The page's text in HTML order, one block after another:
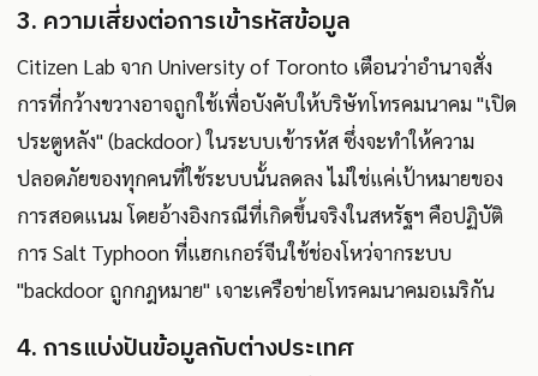
3. ความเสี่ยงต่อการเข้ารหัสข้อมูล
Citizen Lab จาก University of Toronto เตือนว่าอำนาจสั่ง
การที่กว้างขวางอาจถูกใช้เพื่อบังคับให้บริษัทโทรคมนาคม "เปิด
ประตูหลัง" (backdoor) ในระบบเข้ารหัส ซึ่งจะทำให้ความ
ปลอดภัยของทุกคนที่ใช้ระบบนั้นลดลง ไม่ใช่แค่เป้าหมายของ
การสอดแนม โดยอ้างอิงกรณีที่เกิดขึ้นจริงในสหรัฐฯ คือปฏิบัติ
การ Salt Typhoon ที่แฮกเกอร์จีนใช้ช่องโหว่จากระบบ
"backdoor ถูกกฎหมาย" เจาะเครือข่ายโทรคมนาคมอเมริกัน
4. การแบ่งปันข้อมูลกับต่างประเทศ